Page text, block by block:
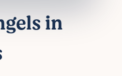
in